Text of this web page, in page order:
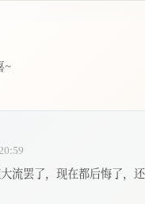
~
流罢了，现在都后悔了，